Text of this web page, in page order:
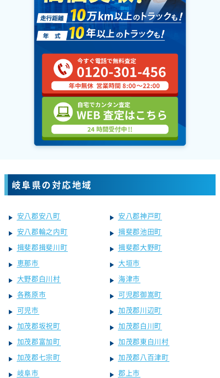
岐阜県の対応地域
安八郡安八町
安八郡神戸町
安八郡輪之内町
揖斐郡池田町
揖斐郡揖斐川町
揖斐郡大野町
恵那市
大垣市
大野郡白川村
海津市
各務原市
可児郡御嵩町
可児市
加茂郡川辺町
加茂郡坂祝町
加茂郡白川町
加茂郡富加町
加茂郡東白川村
加茂郡七宗町
加茂郡八百津町
岐阜市
郡上市